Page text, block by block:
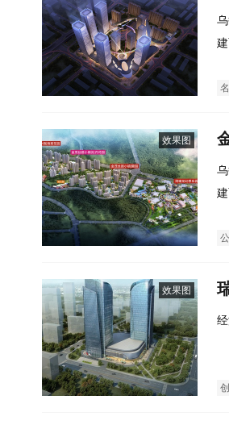
效果图
效果图